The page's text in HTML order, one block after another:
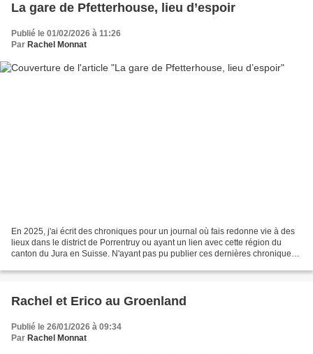
La gare de Pfetterhouse, lieu d’espoir
Publié le 01/02/2026 à 11:26
Par Rachel Monnat
En 2025, j'ai écrit des chroniques pour un journal où fais redonne vie à des
lieux dans le district de Porrentruy ou ayant un lien avec cette région du
canton du Jura en Suisse. N'ayant pas pu publier ces dernières chroniques,
Rachel et Erico au Groenland
Publié le 26/01/2026 à 09:34
Par Rachel Monnat